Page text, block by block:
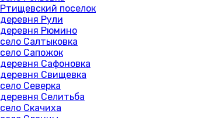
Ртищевский поселок
деревня Рули
деревня Рюмино
село Салтыковка
село Сапожок
деревня Сафоновка
деревня Свищевка
село Северка
деревня Селитьба
село Скачиха